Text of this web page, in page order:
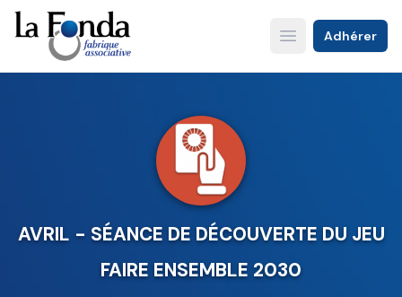
Aller
au
contenu
principal
Open main menu
Adhérer
AVRIL - SÉANCE DE DÉCOUVERTE DU JEU
FAIRE ENSEMBLE 2030